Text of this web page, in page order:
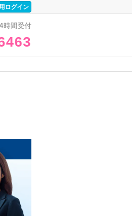
ログイン
時間受付